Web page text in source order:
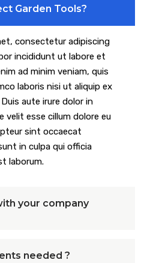
Garden Tools?
consectetur adipiscing
incididunt ut labore et
ad minim veniam, quis
laboris nisi ut aliquip ex
aute irure dolor in
velit esse cillum dolore eu
sint occaecat
in culpa qui officia
laborum.
your company
needed ?